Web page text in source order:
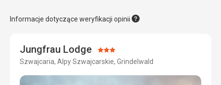
Informacje dotyczące weryfikacji opinii
Jungfrau Lodge Ocena:
3/5
Szwajcaria, Alpy Szwajcarskie, Grindelwald